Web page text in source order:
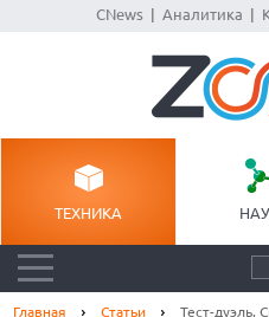
CNews| Аналитика
ТЕХНИКА
Главная Статьи
Тест-дуэль.